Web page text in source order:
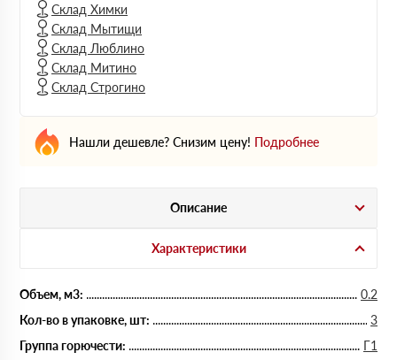
Склад Химки
Склад Мытищи
Склад Люблино
Склад Митино
Склад Строгино
Нашли дешевле? Снизим цену! Подробнее
Описание
Характеристики
Объем, м3:
0.2
Кол-во в упаковке, шт:
3
Группа горючести:
Г1